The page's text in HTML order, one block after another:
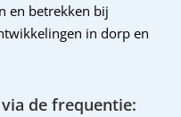
en betrekken bij
in dorp en
de frequentie: